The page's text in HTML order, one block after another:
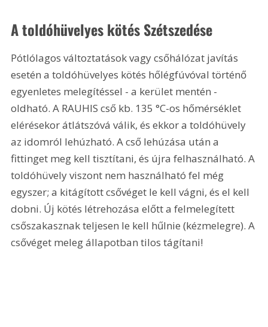
A toldóhüvelyes kötés Szétszedése
Pótlólagos változtatások vagy csőhálózat javítás
esetén a toldóhüvelyes kötés hőlégfúvóval történő
egyenletes melegítéssel - a kerület mentén -
oldható. A RAUHIS cső kb. 135 °C-os hőmérséklet
elérésekor átlátszóvá válik, és ekkor a toldóhüvely
az idomról lehúzható. A cső lehúzása után a
fittinget meg kell tisztítani, és újra felhasználható. A
toldóhüvely viszont nem használható fel még
egyszer; a kitágított csővéget le kell vágni, és el kell
dobni. Új kötés létrehozása előtt a felmelegített
csőszakasznak teljesen le kell hűlnie (kézmelegre). A
csővéget meleg állapotban tilos tágítani!